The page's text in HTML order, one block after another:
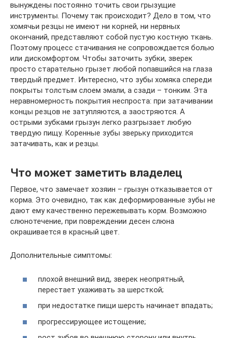
вынуждены постоянно точить свои грызущие
инструменты. Почему так происходит? Дело в том, что
хомячьи резцы не имеют ни корней, ни нервных
окончаний, представляют собой пустую костную ткань.
Поэтому процесс стачивания не сопровождается болью
или дискомфортом. Чтобы заточить зубки, зверек
просто старательно грызет любой попавшийся на глаза
твердый предмет. Интересно, что зубы хомяка спереди
покрыты толстым слоем эмали, а сзади – тонким. Эта
неравномерность покрытия неспроста: при затачивании
концы резцов не затупляются, а заостряются. А
острыми зубками грызун легко разгрызает любую
твердую пищу. Коренные зубы зверьку приходится
затачивать, как и резцы.
Что может заметить владелец
Первое, что замечает хозяин – грызун отказывается от
корма. Это очевидно, так как деформированные зубы не
дают ему качественно пережевывать корм. Возможно
слюнотечение, при повреждении десен слюна
окрашивается в красный цвет.
Дополнительные симптомы:
плохой внешний вид, зверек неопрятный,
перестает ухаживать за шерсткой;
при недостатке пищи шерсть начинает впадать;
прогрессирующее истощение;